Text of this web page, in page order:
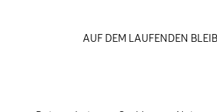
AUF DEM LAUFENDEN